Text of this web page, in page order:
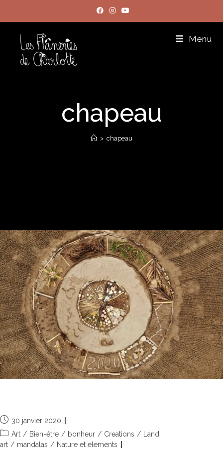
Menu
chapeau
> chapeau
30 janvier 2020
Art / Bien-être / bonheur / Creations / Land
art / mandalas / Nature et elements